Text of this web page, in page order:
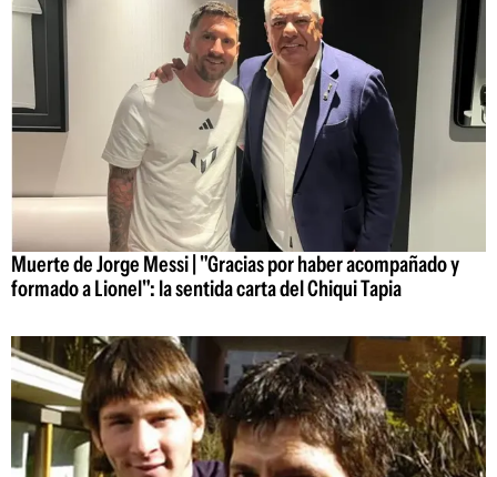
Muerte de Jorge Messi | "Gracias por haber acompañado y
formado a Lionel": la sentida carta del Chiqui Tapia